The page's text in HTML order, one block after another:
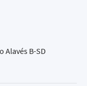
Alavés B-SD